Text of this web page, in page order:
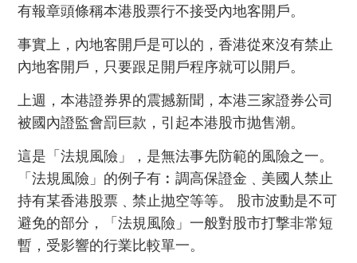
有報章頭條稱本港股票行不接受內地客開戶。
事實上，內地客開戶是可以的，香港從來沒有禁止
內地客開戶，只要跟足開戶程序就可以開戶。
上週，本港證券界的震撼新聞，本港三家證券公司
被國內證監會罰巨款，引起本港股市抛售潮。
這是「法規風險」，是無法事先防範的風險之一。
「法規風險」的例子有︰調高保證金﹑美國人禁止
持有某香港股票﹑禁止抛空等等。 股市波動是不可
避免的部分，「法規風險」一般對股市打撃非常短
暫，受影響的行業比較單一。